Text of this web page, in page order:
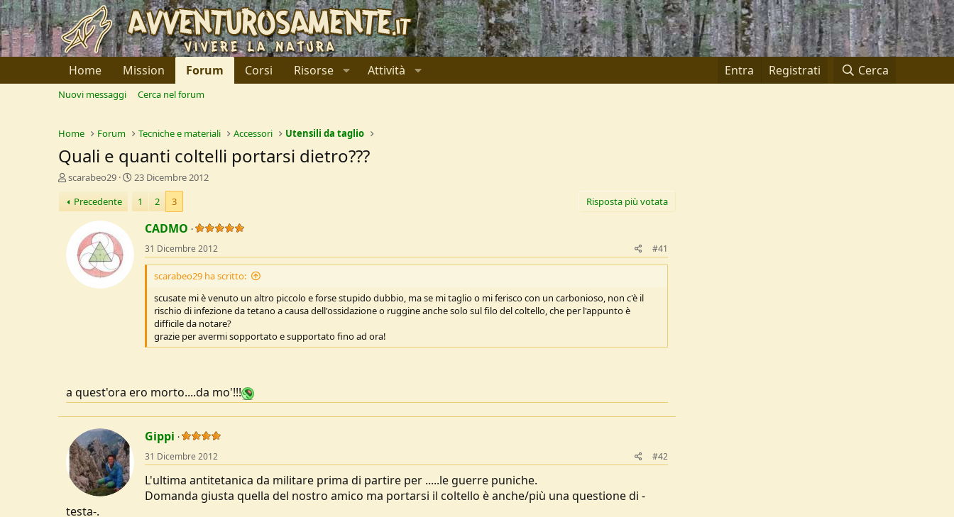
Home Mission Forum Corsi Risorse Attività Entra Registrati Cerca
Nuovi messaggi Cerca nel forum
Home Forum Tecniche e materiali Accessori Utensili da taglio
Quali e quanti coltelli portarsi dietro???
C
e
a
o
e
D
n
e
scarabeo29
D
a
I
23 Dicembre 2012
Precedente
1 2 3 Risposta più votata
CADMO
31 Dicembre 2012 #41
scarabeo29 ha scritto:
scusate mi è venuto un altro piccolo e forse stupido dubbio, ma se mi taglio o mi ferisco con un carbonioso, non c'è il
rischio di infezione da tetano a causa dell'ossidazione o ruggine anche solo sul filo del coltello, che per l'appunto è
difficile da notare?
grazie per avermi sopportato e supportato fino ad ora!
a quest'ora ero morto....da mo'!!!
Gippi
31 Dicembre 2012 #42
L'ultima antitetanica da militare prima di partire per .....le guerre puniche.
Domanda giusta quella del nostro amico ma portarsi il coltello è anche/più una questione di -
testa-.